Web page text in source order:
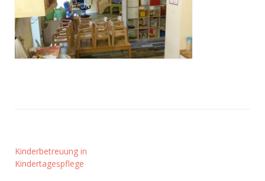
Kinderbetreuung in
Kindertagespflege